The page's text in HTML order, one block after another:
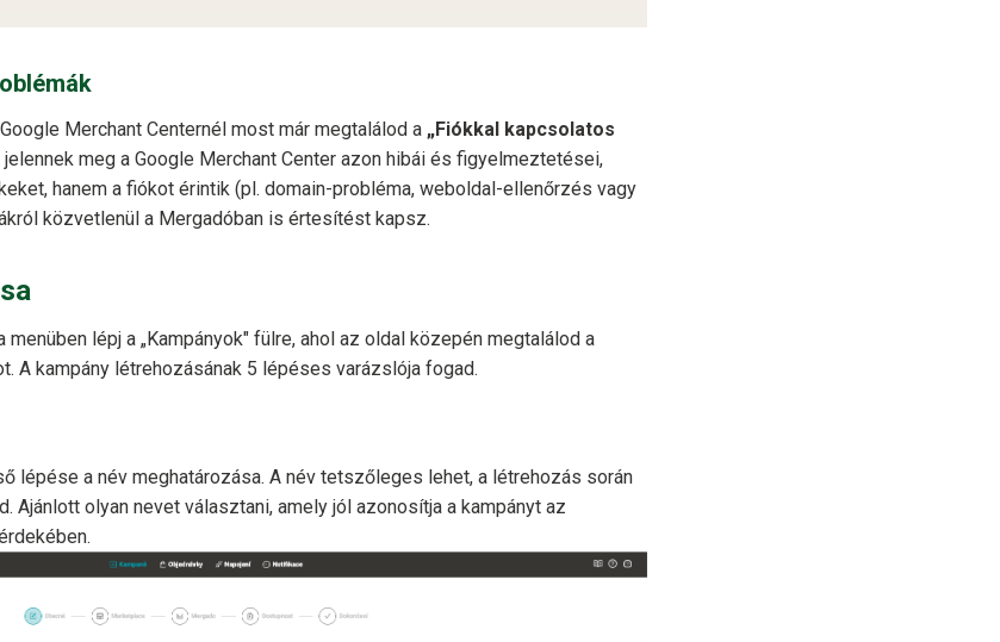
Merchant Centernél most már megtalálod a „Fiókkal kapcsolatos
meg a Google Merchant Center azon hibái és figyelmeztetései,
hanem a fiókot érintik (pl. domain-probléma, weboldal-ellenőrzés vagy
közvetlenül a Mergadóban is értesítést kapsz.
lépj a „Kampányok" fülre, ahol az oldal közepén megtalálod a
A kampány létrehozásának 5 lépéses varázslója fogad.
lépése a név meghatározása. A név tetszőleges lehet, a létrehozás során
Ajánlott olyan nevet választani, amely jól azonosítja a kampányt az